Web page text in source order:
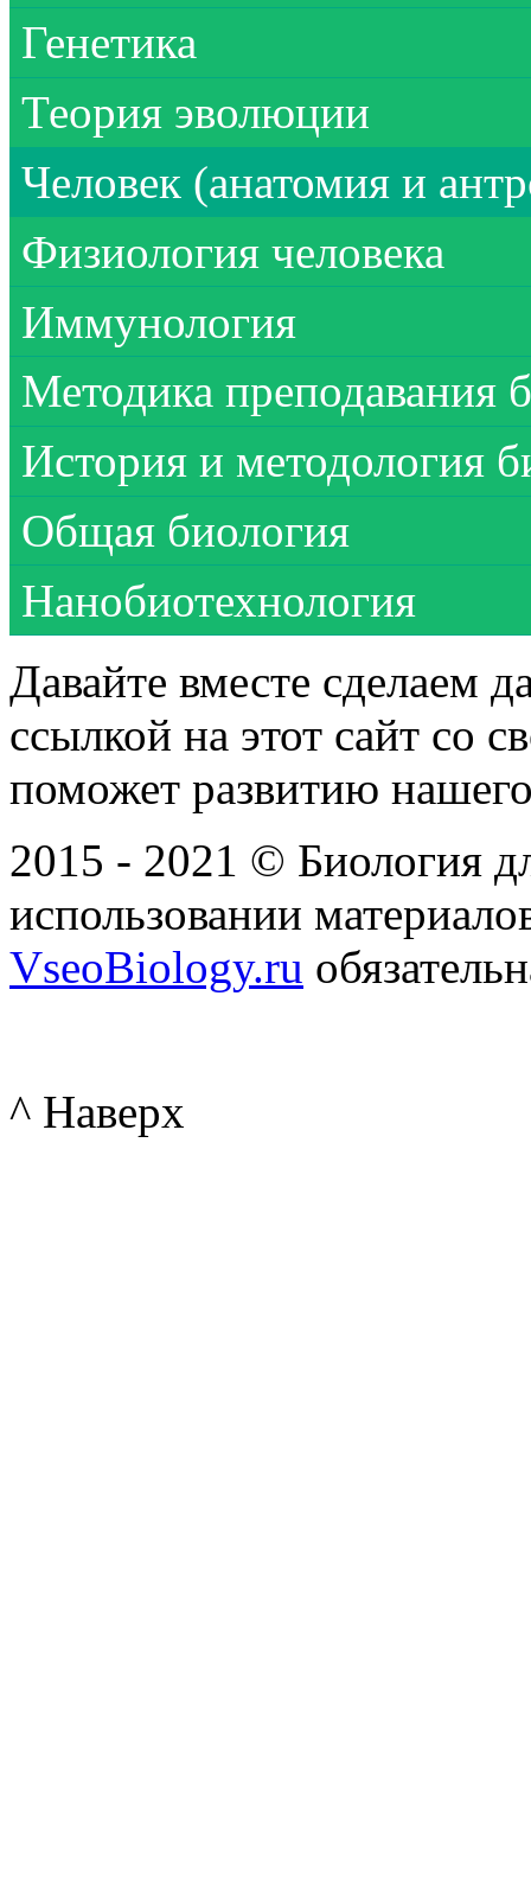
Генетика
Теория эволюции
Человек (анатомия и
Физиология человека
Иммунология
Методика преподавания
История и методология
Общая биология
Нанобиотехнология
Давайте вместе сделаем
ссылкой на этот сайт со
поможет развитию
2015 - 2021 © Биология
использовании
VseoBiology.ru
^ Наверх